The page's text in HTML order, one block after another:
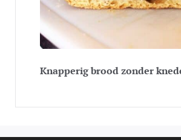
Knapperig brood zonder